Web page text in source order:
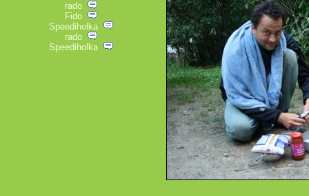
rado
Fido
Speediholka
rado
Speediholka